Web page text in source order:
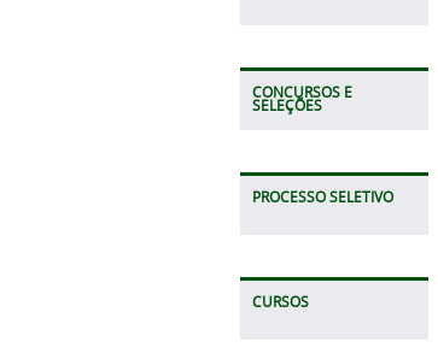
CONCURSOS E
SELEÇÕES
PROCESSO SELETIVO
CURSOS